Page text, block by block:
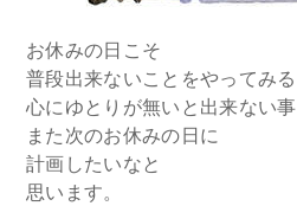
お休みの日こそ
普段出来ないことをやってみる
心にゆとりが無いと出来ない事
また次のお休みの日に
計画したいなと
思います。